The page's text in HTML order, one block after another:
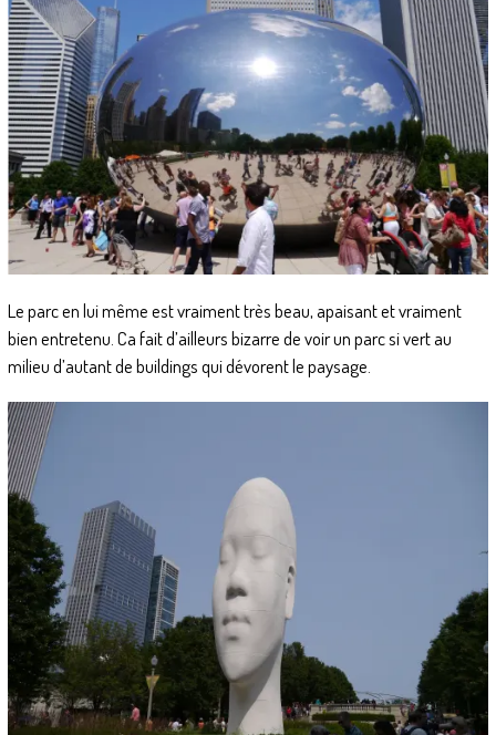
Le parc en lui même est vraiment très beau, apaisant et vraiment
bien entretenu. Ca fait d’ailleurs bizarre de voir un parc si vert au
milieu d’autant de buildings qui dévorent le paysage.